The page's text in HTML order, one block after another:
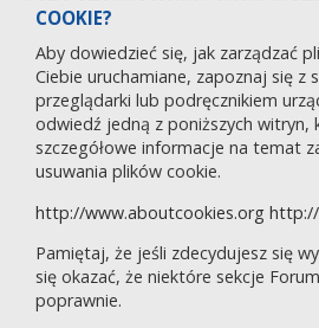
COOKIE?
Aby dowiedzieć się, jak zarządzać
Ciebie uruchamiane, zapoznaj się z
przeglądarki lub podręcznikiem
odwiedź jedną z poniższych witryn,
szczegółowe informacje na temat
usuwania plików cookie.
http://www.aboutcookies.org http://
Pamiętaj, że jeśli zdecydujesz się
się okazać, że niektóre sekcje
poprawnie.